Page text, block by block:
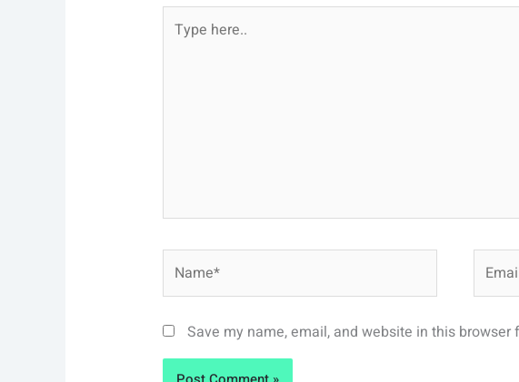
here..
Save my name, email, and website in this